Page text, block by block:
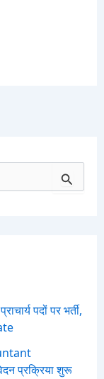
पदों पर भर्ती,
प्रक्रिया शुरू